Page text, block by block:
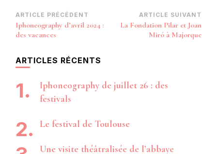
Navigation
d’article
ARTICLE PRÉCÉDENT
Iphoneography d’avril 2024 :
des vacances
ARTICLE SUIVANT
La Fondation Pilar et Joan
Miró à Majorque
ARTICLES RÉCENTS
Iphoneography de juillet 26 : des
festivals
Le festival de Toulouse
Une visite théâtralisée de l’abbaye